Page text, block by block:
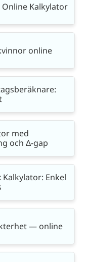
Online Kalkylator
online
med
och Δ-gap
Kalkylator: Enkel
— online